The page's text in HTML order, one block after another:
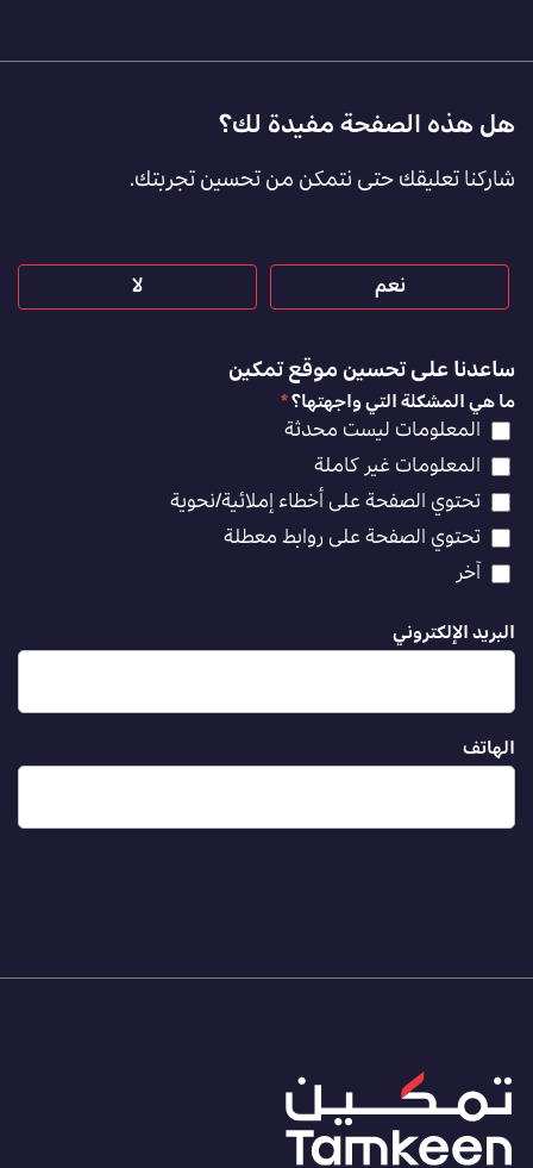
Footer
Feedback
[AR]
هل هذه الصفحة مفيدة لك؟
شاركنا تعليقك حتى نتمكن من تحسين تجربتك.
نعم لا
ساعدنا على تحسين موقع تمكين
ما هي المشكلة التي واجهتها؟*
المعلومات ليست محدثة
المعلومات غير كاملة
تحتوي الصفحة على أخطاء إملائية/نحوية
تحتوي الصفحة على روابط معطلة
آخر
البريد الإلكتروني
الهاتف